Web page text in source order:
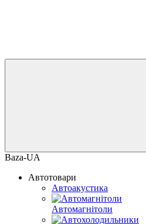
Baza-UA
Автотовари
Автоакустика
Автомагнітоли